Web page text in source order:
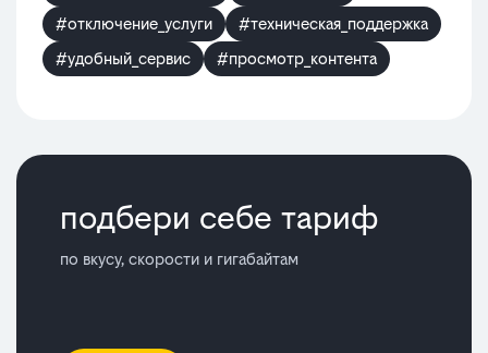
#отключение_услуги
#техническая_поддержка
#удобный_сервис
#просмотр_контента
подбери себе тариф
по вкусу, скорости и гигабайтам